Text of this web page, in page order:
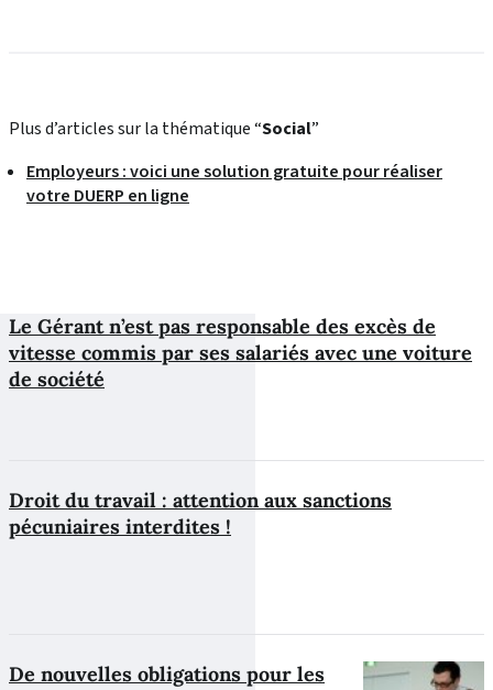
Plus d’articles sur la thématique “Social”
Employeurs : voici une solution gratuite pour réaliser
votre DUERP en ligne
Le Gérant n’est pas responsable des excès de
vitesse commis par ses salariés avec une voiture
de société
Droit du travail : attention aux sanctions
pécuniaires interdites !
De nouvelles obligations pour les